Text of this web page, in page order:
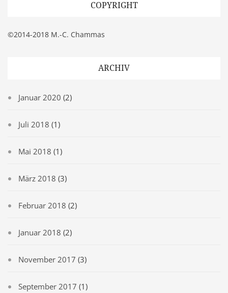
COPYRIGHT
©2014-2018 M.-C. Chammas
ARCHIV
Januar 2020 (2)
Juli 2018 (1)
Mai 2018 (1)
März 2018 (3)
Februar 2018 (2)
Januar 2018 (2)
November 2017 (3)
September 2017 (1)